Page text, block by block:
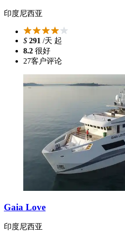
印度尼西亚
$ 291 /天 起
8.2 很好
27客户评论
Gaia Love
印度尼西亚